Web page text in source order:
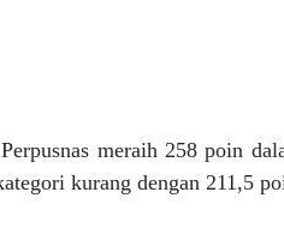
Perpusnas meraih 258 poin
kurang dengan 211,5